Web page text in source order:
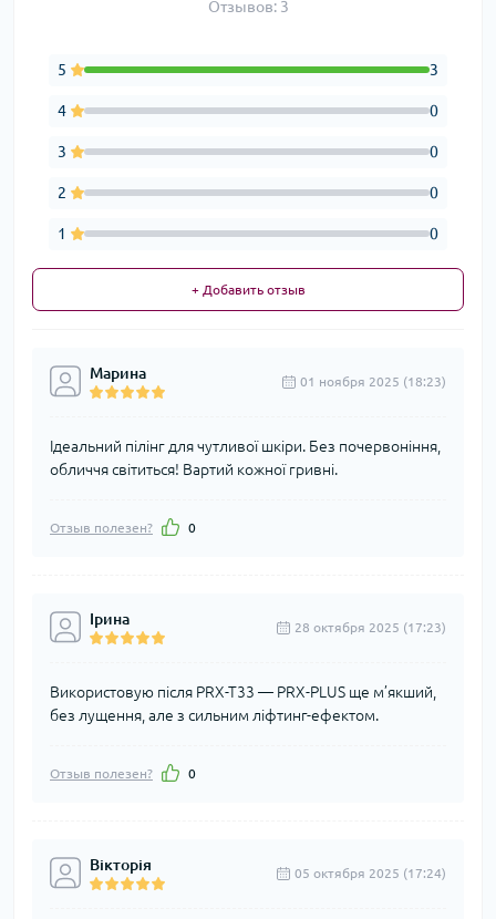
Отзывов: 3
5 3
4 0
3 0
2 0
1 0
+ Добавить отзыв
Марина 01 ноября 2025 (18:23)
Ідеальний пілінг для чутливої шкіри. Без почервоніння,
обличчя світиться! Вартий кожної гривні.
Отзыв полезен? 0
Ірина 28 октября 2025 (17:23)
Використовую після PRX-T33 — PRX-PLUS ще м’якший,
без лущення, але з сильним ліфтинг-ефектом.
Отзыв полезен? 0
Вікторія 05 октября 2025 (17:24)